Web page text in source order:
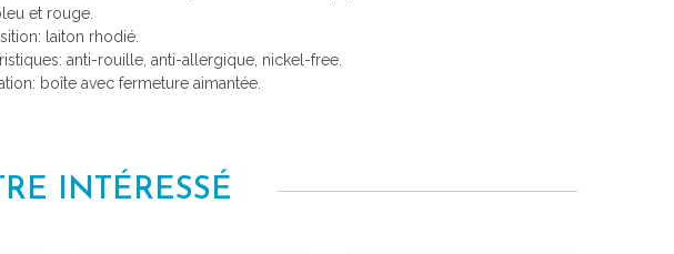
et rouge.
laiton rhodié.
anti-rouille, anti-allergique, nickel-free.
boîte avec fermeture aimantée.
INTÉRESSÉ